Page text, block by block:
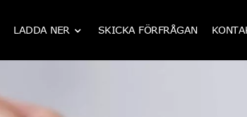
LADDA NER SKICKA FÖRFRÅGAN